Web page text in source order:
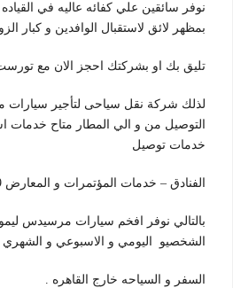
نوفر سائقين علي كفائه عاليه في القياده
بمظهر لائق لاستقبال الوافدين و كبار
تليق بك او بشركتك احجز الان مع
لذلك شركة نقل سياحى لتأجير سيارات
التوصيل من و الي المطار متاح خدمات
خدمات توصيل
الفنادق – خدمات المؤتمرات و المعارض 01100092199
بالتالي نوفر افخم سيارات مرسيدس
الشخصيو اليومي و الاسبوعي و
السفر و السياحه خارج القاهره .